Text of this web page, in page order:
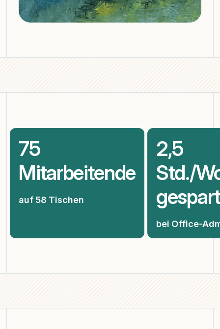
75
Mitarbeitende
auf 58 Tischen
2,5
Std./
gespart
bei Office-